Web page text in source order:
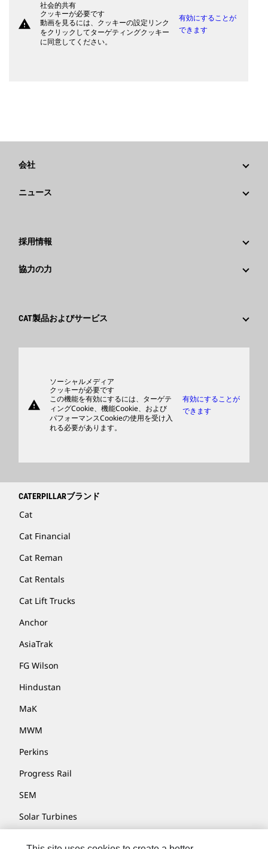
warning
社会的共有
クッキーが必要です
動画を見るには、クッキーの設定リンク
をクリックしてターゲティングクッキー
に同意してください。
有効にすることが
できます
会社
行動規範
イノベーション
ニュース
メディア情報
採用情報
Caterpillar社を選ぶ理由
協力の力
サプライヤ
CAT製品およびサービス
サポート
商品
ディーラを検索する
warning
ソーシャルメディア
クッキーが必要です
この機能を有効にするには、ターゲテ
ィングCookie、機能Cookie、および
パフォーマンスCookieの使用を受け入
れる必要があります。
有効にすることが
できます
CATERPILLARブランド
Cat
Cat Financial
Cat Reman
Cat Rentals
Cat Lift Trucks
Anchor
AsiaTrak
FG Wilson
Hindustan
MaK
MWM
Perkins
Progress Rail
SEM
Solar Turbines